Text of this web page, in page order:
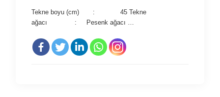
Tekne boyu (cm) : 45 Tekne
ağacı : Pesenk ağacı …